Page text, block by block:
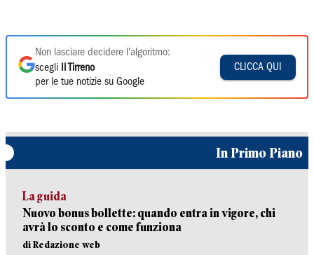
Non lasciare decidere l'algoritmo:
scegli
Il Tirreno
per le tue notizie su Google
CLICCA QUI
In Primo Piano
La guida
Nuovo bonus bollette: quando entra in vigore, chi
avrà lo sconto e come funziona
di Redazione web